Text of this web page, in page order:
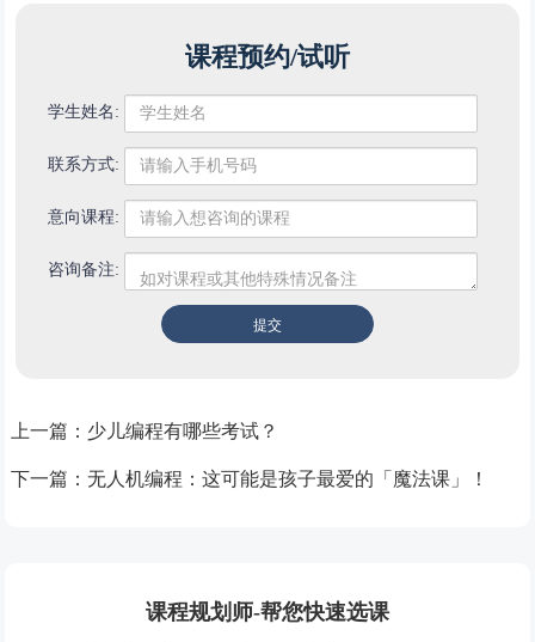
课程预约/试听
学生姓名:
联系方式:
意向课程:
咨询备注:
上一篇： 少儿编程有哪些考试？
下一篇： 无人机编程：这可能是孩子最爱的「魔法课」！
课程规划师-帮您快速选课